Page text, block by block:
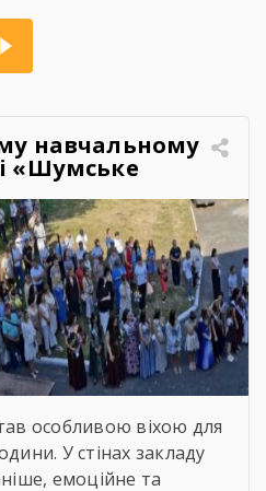
навчальному
«Шумське
технічне
відбувся
випускний
– 2026
особливою віхою для
У стінах закладу
емоційне та